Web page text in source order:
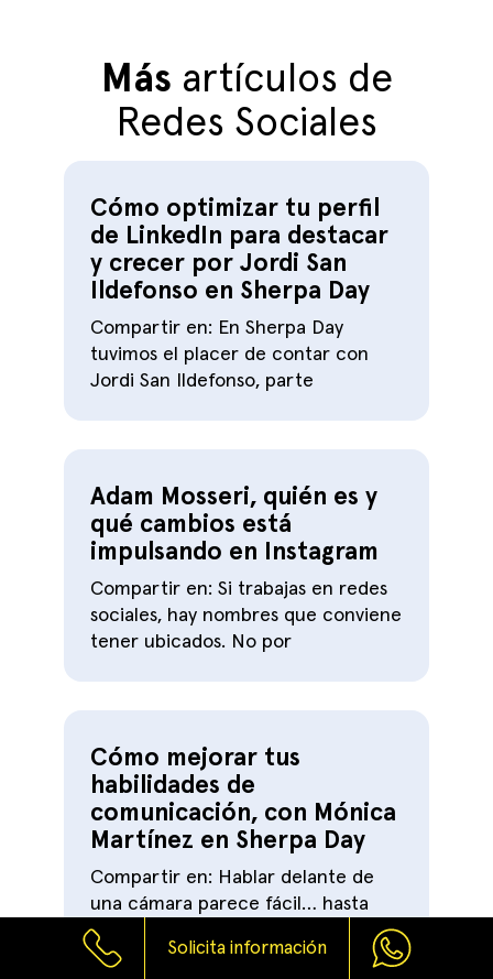
Más artículos de
Redes Sociales
Cómo optimizar tu perfil
de LinkedIn para destacar
y crecer por Jordi San
Ildefonso en Sherpa Day
Compartir en: En Sherpa Day
tuvimos el placer de contar con
Jordi San Ildefonso, parte
Adam Mosseri, quién es y
qué cambios está
impulsando en Instagram
Compartir en: Si trabajas en redes
sociales, hay nombres que conviene
tener ubicados. No por
Cómo mejorar tus
habilidades de
comunicación, con Mónica
Martínez en Sherpa Day
Compartir en: Hablar delante de
una cámara parece fácil… hasta
que te toca hacerlo. Sabes
Solicita información